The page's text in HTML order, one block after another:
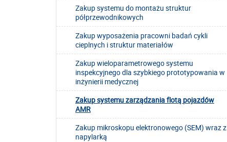
Zakup systemu do montażu struktur
półprzewodnikowych
Zakup wyposażenia pracowni badań cykli
cieplnych i struktur materiałów
Zakup wieloparametrowego systemu
inspekcyjnego dla szybkiego prototypowania w
inżynierii medycznej
Zakup systemu zarządzania flotą pojazdów
AMR
Zakup mikroskopu elektronowego (SEM) wraz z
napylarką